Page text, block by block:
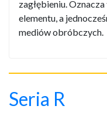
zagłębieniu.
elementu, a
mediów obróbczych.
Seria R